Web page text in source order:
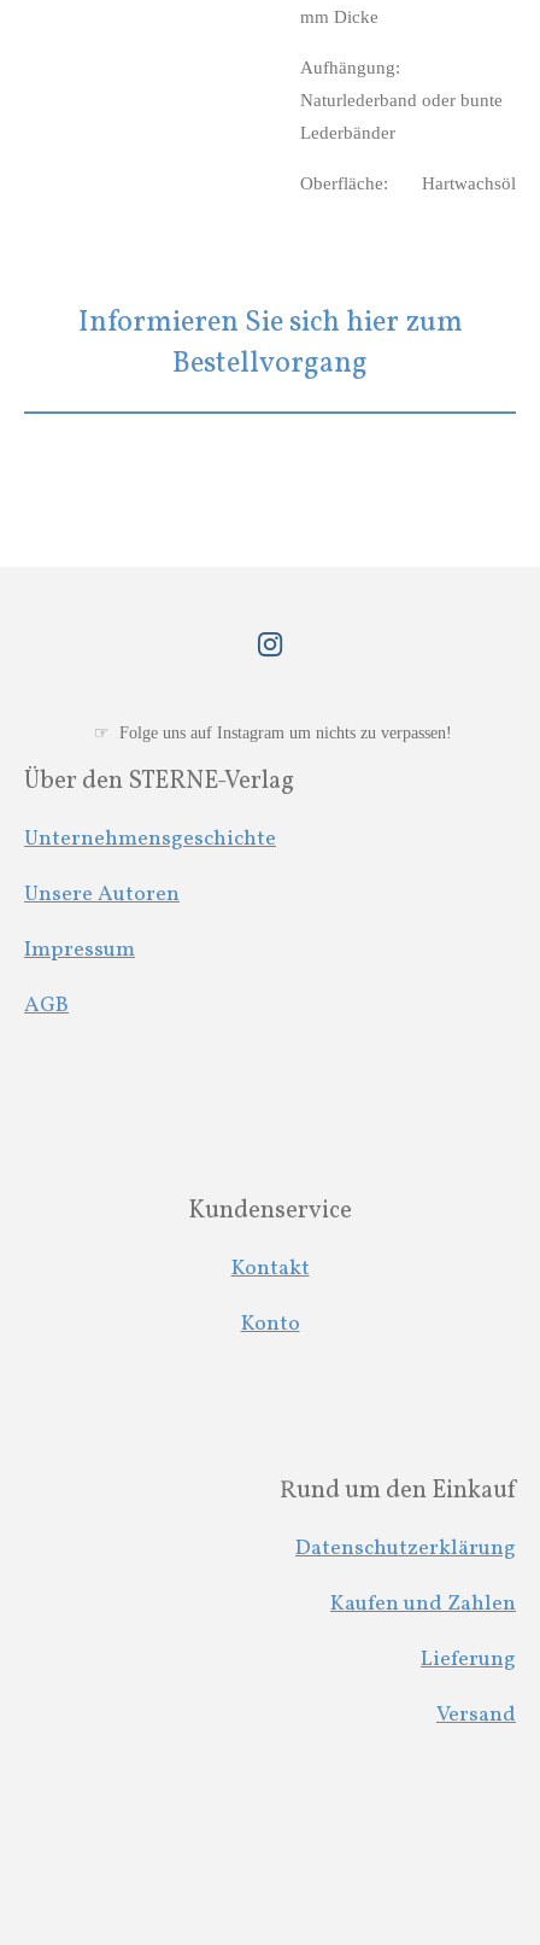
mm Dicke
Aufhängung:
Naturlederband oder bunte
Lederbänder
Oberfläche: Hartwachsöl
Informieren Sie sich hier zum
Bestellvorgang
I
t
g
a
☞ Folge uns auf Instagram um nichts zu verpassen!
Über den STERNE-Verlag
Unternehmensgeschichte
Unsere Autoren
Impressum
AGB
Kundenservice
Kontakt
Konto
Rund um den Einkauf
Datenschutzerklärung
Kaufen und Zahlen
Lieferung
Versand